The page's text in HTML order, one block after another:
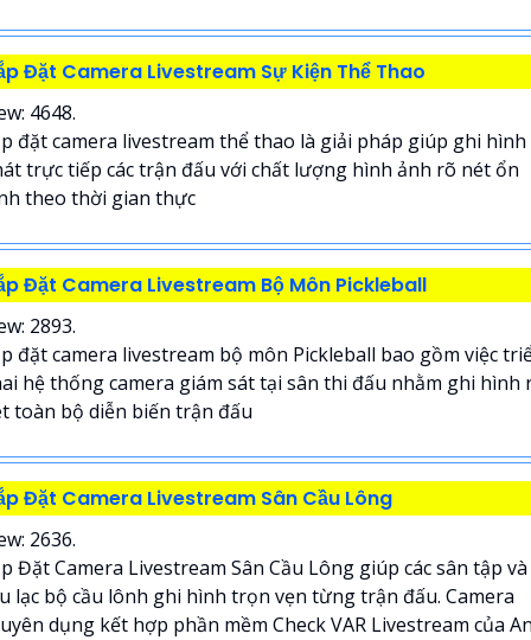
Đặt Camera Livestream Sự Kiện Thể Thao
4648.
đặt camera livestream thể thao là giải pháp giúp ghi hình
trực tiếp các trận đấu với chất lượng hình ảnh rõ nét ổn
theo thời gian thực
Đặt Camera Livestream Bộ Môn Pickleball
2893.
đặt camera livestream bộ môn Pickleball bao gồm việc
hệ thống camera giám sát tại sân thi đấu nhằm ghi hình
toàn bộ diễn biến trận đấu
Đặt Camera Livestream Sân Cầu Lông
2636.
Đặt Camera Livestream Sân Cầu Lông giúp các sân tập và
lạc bộ cầu lônh ghi hình trọn vẹn từng trận đấu. Camera
dụng kết hợp phần mềm Check VAR Livestream của